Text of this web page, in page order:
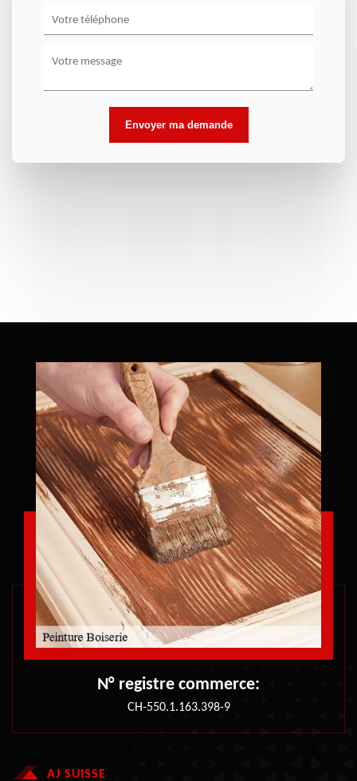
N° registre commerce:
CH-550.1.163.398-9
AJ SUISSE